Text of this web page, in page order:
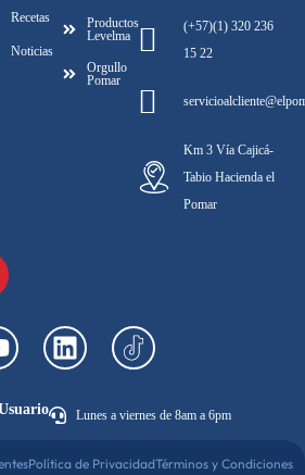
Recetas
Noticias
Productos
Levelma
Orgullo
Pomar
(+57)(1) 320 236
15 22
Km 3 Vía Cajicá-
Tabio Hacienda el
Pomar
Lunes a viernes de 8am a 6pm
Política de PrivacidadTérminos y Condiciones